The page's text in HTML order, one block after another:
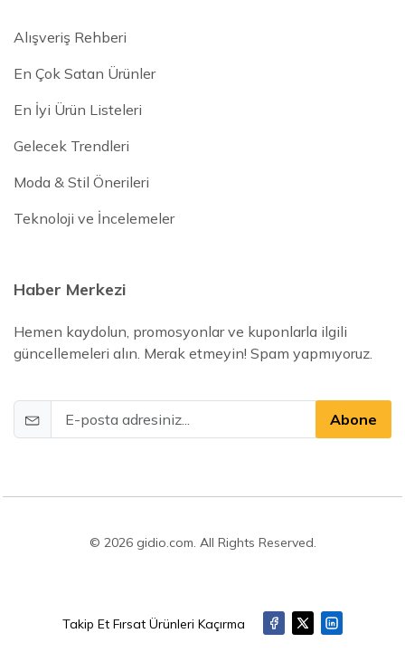
Alışveriş Rehberi
En Çok Satan Ürünler
En İyi Ürün Listeleri
Gelecek Trendleri
Moda & Stil Önerileri
Teknoloji ve İncelemeler
Haber Merkezi
Hemen kaydolun, promosyonlar ve kuponlarla ilgili
güncellemeleri alın. Merak etmeyin! Spam yapmıyoruz.
Abone
© 2026 gidio.com. All Rights Reserved.
Takip Et Fırsat Ürünleri Kaçırma